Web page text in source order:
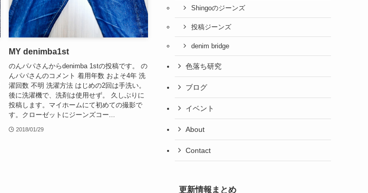
MY denimba1st
のんパパさんからdenimba 1stの投稿です。 の
んパパさんのコメント 着用年数 およそ4年 洗
濯回数 不明 洗濯方法 はじめの2回は手洗い。
後に洗濯機で、洗剤は使用せず。 久しぶりに
投稿します。マイホームにて初めての撮影で
す。クローゼットにジーンズコー...
2018/01/29
Shingoのジーンズ
投稿ジーンズ
denim bridge
色落ち研究
ブログ
イベント
About
Contact
更新情報まとめ